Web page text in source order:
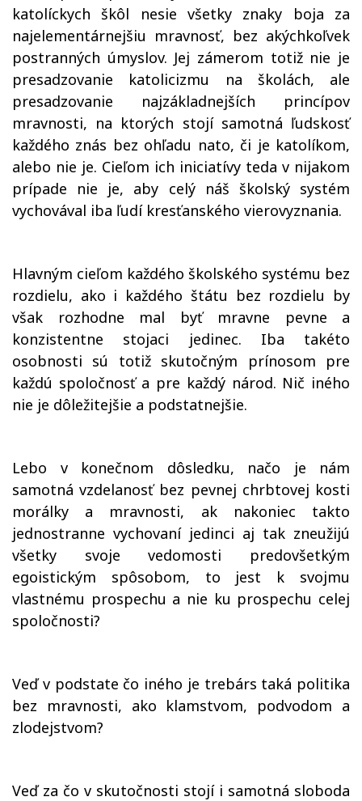
katolíckych škôl nesie všetky znaky boja za
najelementárnejšiu mravnosť, bez akýchkoľvek
postranných úmyslov. Jej zámerom totiž nie je
presadzovanie katolicizmu na školách, ale
presadzovanie najzákladnejších princípov
mravnosti, na ktorých stojí samotná ľudskosť
každého znás bez ohľadu nato, či je katolíkom,
alebo nie je. Cieľom ich iniciatívy teda v nijakom
prípade nie je, aby celý náš školský systém
vychovával iba ľudí kresťanského vierovyznania.
Hlavným cieľom každého školského systému bez
rozdielu, ako i každého štátu bez rozdielu by
však rozhodne mal byť mravne pevne a
konzistentne stojaci jedinec. Iba takéto
osobnosti sú totiž skutočným prínosom pre
každú spoločnosť a pre každý národ. Nič iného
nie je dôležitejšie a podstatnejšie.
Lebo v konečnom dôsledku, načo je nám
samotná vzdelanosť bez pevnej chrbtovej kosti
morálky a mravnosti, ak nakoniec takto
jednostranne vychovaní jedinci aj tak zneužijú
všetky svoje vedomosti predovšetkým
egoistickým spôsobom, to jest k svojmu
vlastnému prospechu a nie ku prospechu celej
spoločnosti?
Veď v podstate čo iného je trebárs taká politika
bez mravnosti, ako klamstvom, podvodom a
zlodejstvom?
Veď za čo v skutočnosti stojí i samotná sloboda